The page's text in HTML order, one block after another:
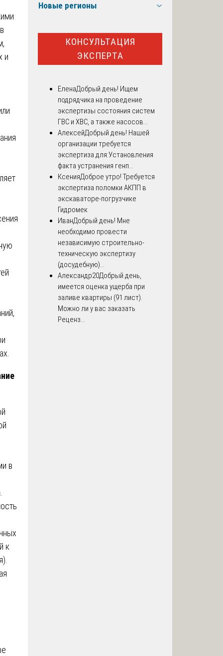
и
в
к
Новые регионы
КОНСУЛЬТАЦИЯ
ЭКСПЕРТА
ЕленаДобрый день! Ищем
подрядчика на проведение
экспертизы состояния систем
ГВС и ХВС, а также насосов...
АлексейДобрый день! Нашей
организации требуется
экспертиза для:Установления
факта устранения генп...
КсенияДоброе утро! Требуется
экспертиза поломки АКПП в
экскаваторе-погрузчике
Гидромек
ИванДобрый день! Мне
необходимо провести
независимую строительно-
техническую экспертизу
(досудебную)...
Александр20Добрый день,
имеется оценка ущерба при
заливе квартиры (91 лист).
Можно ли у вас заказать
Реценз...